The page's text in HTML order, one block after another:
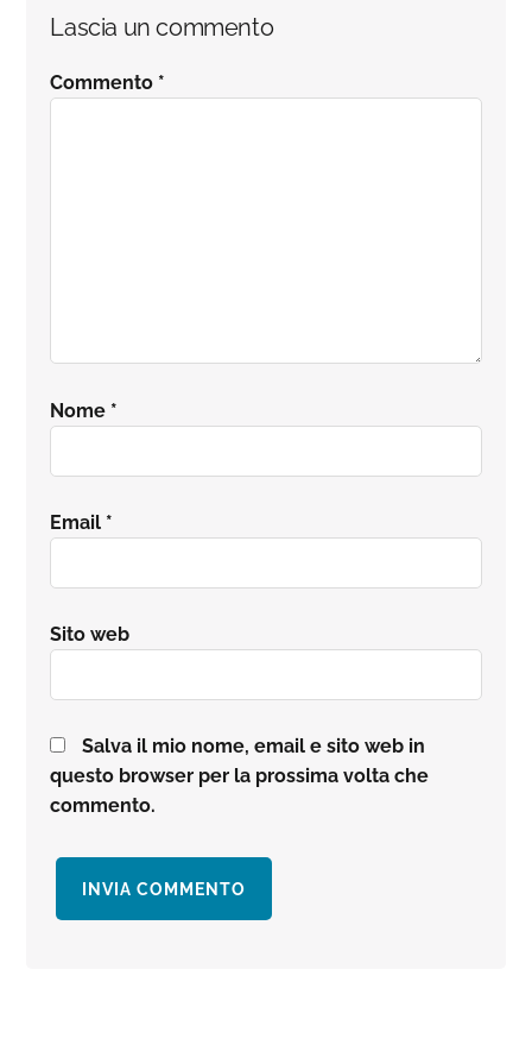
Lascia un commento
Commento *
Nome *
Email *
Sito web
Salva il mio nome, email e sito web in
questo browser per la prossima volta che
commento.